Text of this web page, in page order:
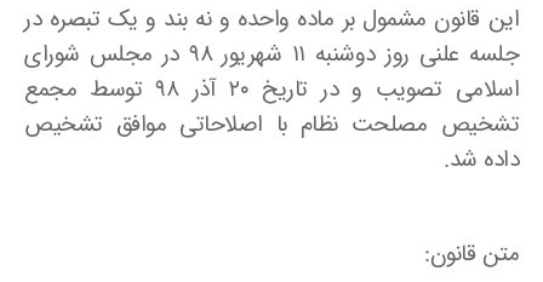
این قانون مشمول بر ماده واحده و نه بند و یک تبصره در
جلسه علنی روز دوشنبه ۱۱ شهریور ۹۸ در مجلس شورای
اسلامی تصویب و در تاریخ ۲۰ آذر ۹۸ توسط مجمع
تشخیص مصلحت نظام با اصلاحاتی موافق تشخیص
داده شد.
متن قانون: